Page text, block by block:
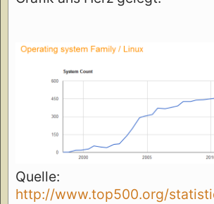
Quelle:
http://www.top500.org/